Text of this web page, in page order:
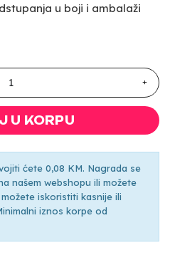
u boji i ambalaži
U KORPU
ćete 0,08 KM. Nagrada se
našem webshopu ili možete
iskoristiti kasnije ili
iznos korpe od